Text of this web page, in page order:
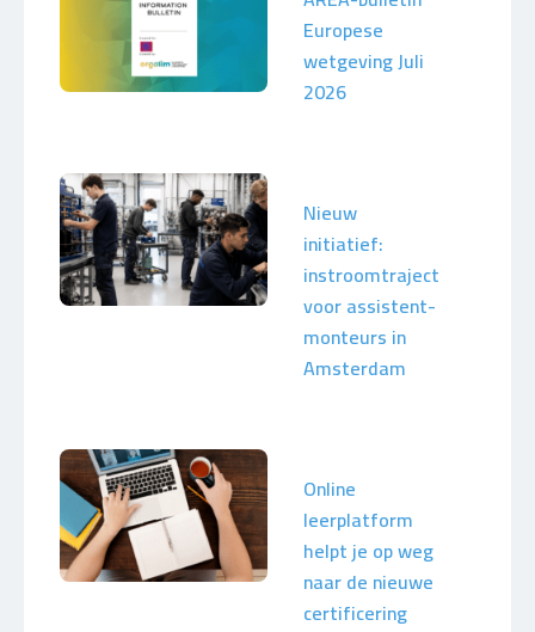
Europese
wetgeving Juli
2026
Nieuw
initiatief:
instroomtraject
voor assistent-
monteurs in
Amsterdam
Online
leerplatform
helpt je op weg
naar de nieuwe
certificering